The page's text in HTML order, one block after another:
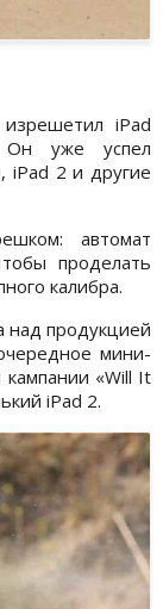
iPad
Он уже успел
iPad 2 и другие
автомат
проделать
калибра.
над продукцией
мини-
«Will It
iPad 2.